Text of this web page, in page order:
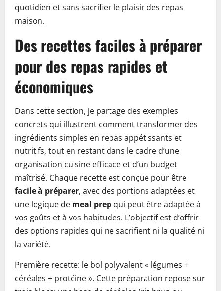
quotidien et sans sacrifier le plaisir des repas
maison.
Des recettes faciles à préparer
pour des repas rapides et
économiques
Dans cette section, je partage des exemples
concrets qui illustrent comment transformer des
ingrédients simples en repas appétissants et
nutritifs, tout en restant dans le cadre d’une
organisation cuisine efficace et d’un budget
maîtrisé. Chaque recette est conçue pour être
facile à préparer, avec des portions adaptées et
une logique de meal prep qui peut être adaptée à
vos goûts et à vos habitudes. L’objectif est d’offrir
des options rapides qui ne sacrifient ni la qualité ni
la variété.
Première recette: le bol polyvalent « légumes +
céréales + protéine ». Cette préparation repose sur